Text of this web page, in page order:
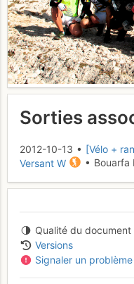
Sorties
2012-10-13 • [Vélo +
Versant W
• Bouarfa
Qualité du document
Versions
Signaler un problème